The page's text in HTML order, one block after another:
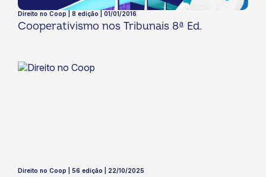
Direito no Coop | 8 edição | 01/01/2016
Cooperativismo nos Tribunais 8ª Ed.
Direito no Coop | 56 edição | 22/10/2025